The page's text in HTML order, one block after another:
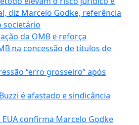
diz Marcelo Godke, referência
societário
da OMB e reforça
na concessão de títulos de
“erro grosseiro” após
é afastado e sindicância
confirma Marcelo Godke